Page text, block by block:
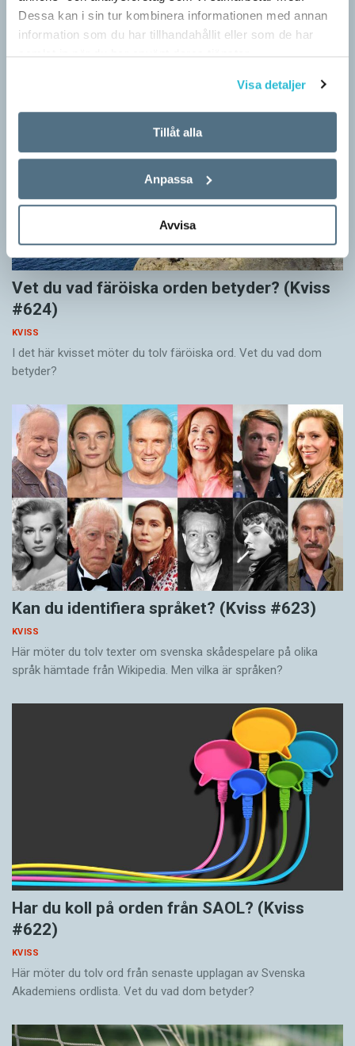
Dessa kan i sin tur kombinera informationen med annan
information som du har tillhandahållit eller som de har
samlat in när du har använt deras tjänster.
Visa detaljer
Tillåt alla
Anpassa
Avvisa
KVISS
Vet du vad dom här tolv svenska orden betyder? Dom rätta
Vet du vad färöiska orden betyder? (Kviss
#624)
KVISS
I det här kvisset möter du tolv färöiska ord. Vet du vad dom
betyder?
Kan du identifiera språket? (Kviss #623)
KVISS
Här möter du tolv texter om svenska skådespelare på olika
språk hämtade från Wikipedia. Men vilka är språken?
Har du koll på orden från SAOL? (Kviss
#622)
KVISS
Här möter du tolv ord från senaste upplagan av Svenska
Akademiens ordlista. Vet du vad dom betyder?